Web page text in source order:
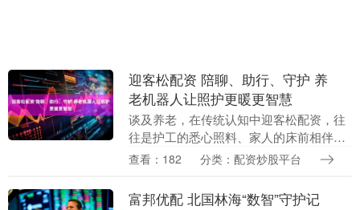
迎客松配资 陪聊、助行、守护 养
老机器人让照护更暖更智慧
谈及养老，在传统认知中迎客松配资，往
往是护工的悉心照料、家人的床前相伴。
但您或许想不到，如今在不少地方，养老
们身边的“科技养....
查看：182 分类：配资炒股平台
富邦优配 北国林海“数智”守护记